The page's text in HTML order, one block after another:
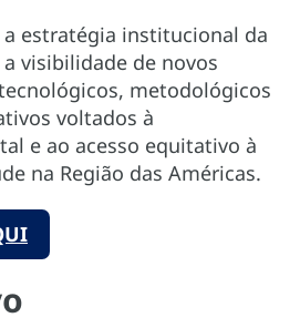
estratégia institucional da
a visibilidade de novos
metodológicos
voltados à
e ao acesso equitativo à
na Região das Américas.